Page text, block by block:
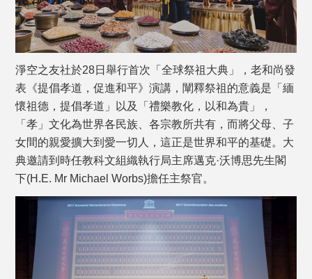
淨空之友社於28日舉行首次「全球祭祖大典」，老和尚發
表《提倡孝道，促進和平》演講，闡釋祭祖的意義是「緬
懷祖德，提倡孝道」以及「禮樂教化，以和為貴」，
「孝」文化為世界各民族、各宗教所共有，而將父母、子
女間的親愛擴大到愛一切人，這正是世界和平的基礎。大
典邀請到時任教科文組織執行局主席邁克·沃博思先生閣
下(H.E. Mr Michael Worbs)擔任主祭官。